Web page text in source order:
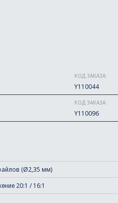
КОД ЗАКАЗА:
Y110044
КОД ЗАКАЗА:
Y110096
(Ø2,35 мм)
20:1 / 16:1